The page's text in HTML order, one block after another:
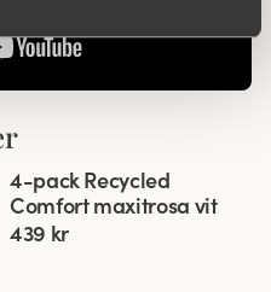
4-pack Recycled
Comfort maxitrosa vit
439 kr